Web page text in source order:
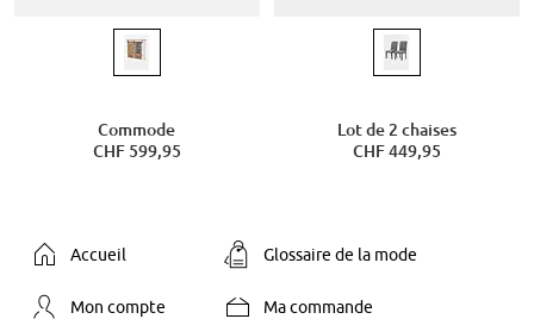
Commode
CHF 599,95
Lot de 2 chaises
CHF 449,95
Accueil Glossaire de la mode
Mon compte Ma commande